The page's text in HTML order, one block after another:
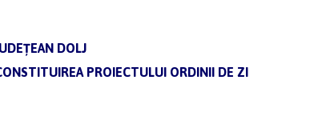
DOLJ
PROIECTULUI ORDINII DE ZI